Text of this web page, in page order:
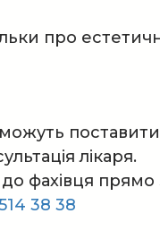
про
лікаря.
фахівця прямо
38 38